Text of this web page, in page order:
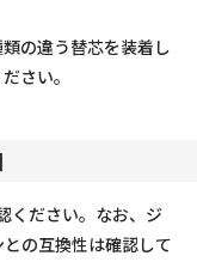
の違う替芯を装着し
さい。
ください。なお、ジ
の互換性は確認して